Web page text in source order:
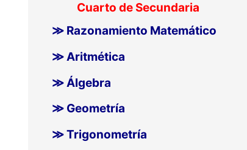
Cuarto de Secundaria
≫ Razonamiento Matemático
≫ Aritmética
≫ Álgebra
≫ Geometría
≫ Trigonometría